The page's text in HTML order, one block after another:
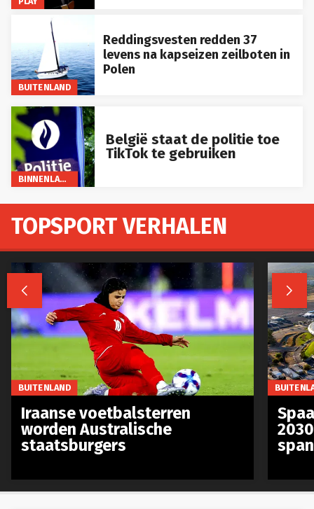
BUITENLAND
Reddingsvesten redden 37
levens na kapseizen zeilboten in
Polen
BINNENLAND
België staat de politie toe
TikTok te gebruiken
TOPSPORT VERHALEN
 
BUITENLAND
Iraanse voetbalsterren
worden Australische
staatsburgers